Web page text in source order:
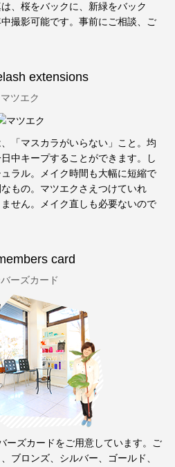
、桜をバックに、新緑をバック
撮影可能です。事前にご相談、ご
extensions
マツエク
「マスカラがいらない」こと。均
中キープすることができます。し
ラル。メイク時間も大幅に短縮で
もの。マツエクさえつけていれ
せん。メイク直しも必要ないので
card
ーズカード
ーズカードをご用意しています。ご
ブロンズ、シルバー、ゴールド、